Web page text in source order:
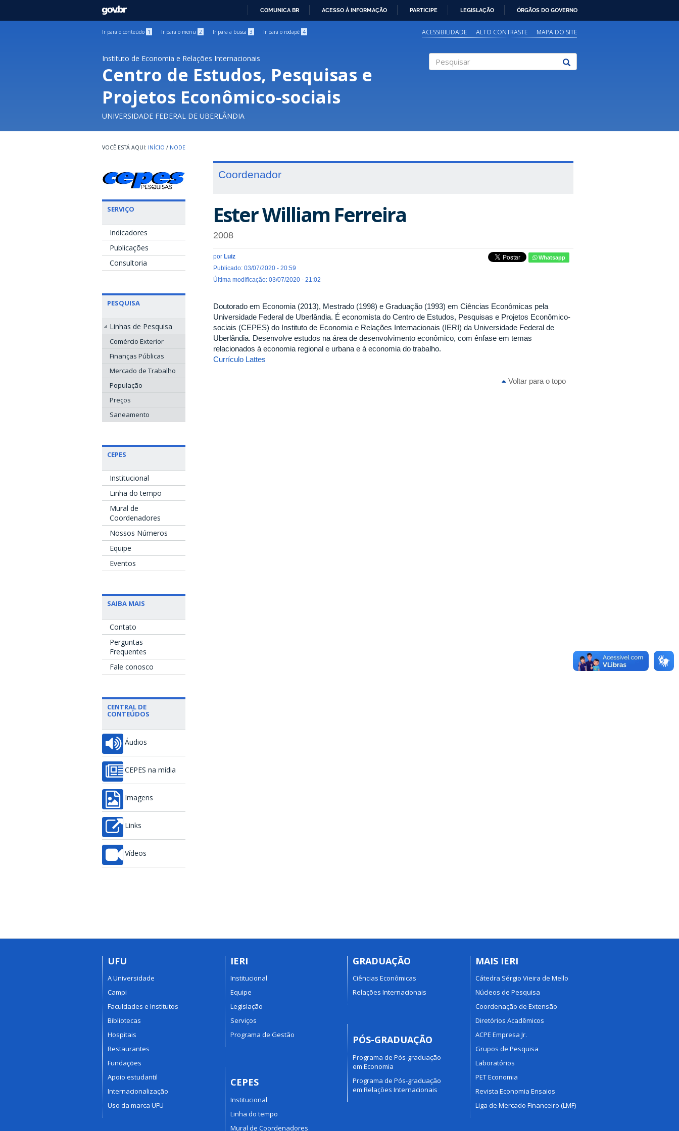
GOVBR
COMUNICA BR ACESSO À INFORMAÇÃO PARTICIPE LEGISLAÇÃO ÓRGÃOS DO GOVERNO
Ir para o conteúdo 1 Ir para o menu 2 Ir para a busca 3 Ir para o rodapé 4 ACESSIBILIDADE ALTO CONTRASTE MAPA DO SITE
Instituto de Economia e Relações Internacionais
Centro de Estudos, Pesquisas e
Projetos Econômico-sociais
UNIVERSIDADE FEDERAL DE UBERLÂNDIA
INÍCIO / NODE
SERVIÇO
Indicadores
Publicações
Consultoria
PESQUISA
Linhas de Pesquisa
Comércio Exterior
Finanças Públicas
Mercado de Trabalho
População
Preços
Saneamento
CEPES
Institucional
Linha do tempo
Mural de
Coordenadores
Nossos Números
Equipe
Eventos
SAIBA MAIS
Contato
Perguntas
Frequentes
Fale conosco
CENTRAL DE
CONTEÚDOS
Áudios
CEPES na mídia
Imagens
Links
Vídeos
Coordenador
Ester William Ferreira
2008
por Luiz
Publicado: 03/07/2020 - 20:59
Última modificação: 03/07/2020 - 21:02
Whatsapp
Doutorado em Economia (2013), Mestrado (1998) e Graduação (1993) em Ciências Econômicas pela
Universidade Federal de Uberlândia. É economista do Centro de Estudos, Pesquisas e Projetos Econômico-
sociais (CEPES) do Instituto de Economia e Relações Internacionais (IERI) da Universidade Federal de
Uberlândia. Desenvolve estudos na área de desenvolvimento econômico, com ênfase em temas
relacionados à economia regional e urbana e à economia do trabalho.
Currículo Lattes
Voltar para o topo
UFU
A Universidade
Campi
Faculdades e Institutos
Bibliotecas
Hospitais
Restaurantes
Fundações
Apoio estudantil
Internacionalização
Uso da marca UFU
IERI
Institucional
Equipe
Legislação
Serviços
Programa de Gestão
CEPES
Institucional
Linha do tempo
Mural de Coordenadores
GRADUAÇÃO
Ciências Econômicas
Relações Internacionais
PÓS-GRADUAÇÃO
Programa de Pós-graduação
em Economia
Programa de Pós-graduação
em Relações Internacionais
MAIS IERI
Cátedra Sérgio Vieira de Mello
Núcleos de Pesquisa
Coordenação de Extensão
Diretórios Acadêmicos
ACPE Empresa Jr.
Grupos de Pesquisa
Laboratórios
PET Economia
Revista Economia Ensaios
Liga de Mercado Financeiro (LMF)